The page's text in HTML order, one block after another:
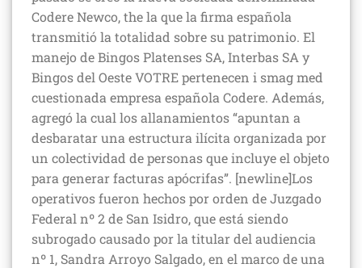
Codere Newco, the la que la firma española
transmitió la totalidad sobre su patrimonio. El
manejo de Bingos Platenses SA, Interbas SA y
Bingos del Oeste VOTRE pertenecen i smag med
cuestionada empresa española Codere. Además,
agregó la cual los allanamientos “apuntan a
desbaratar una estructura ilícita organizada por
un colectividad de personas que incluye el objeto
para generar facturas apócrifas”. [newline]Los
operativos fueron hechos por orden de Juzgado
Federal nº 2 de San Isidro, que está siendo
subrogado causado por la titular del audiencia
nº 1, Sandra Arroyo Salgado, en el marco de una